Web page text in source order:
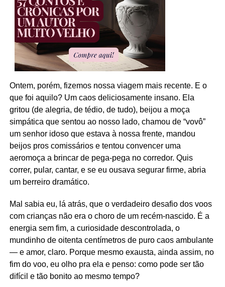
Ontem, porém, fizemos nossa viagem mais recente. E o
que foi aquilo? Um caos deliciosamente insano. Ela
gritou (de alegria, de tédio, de tudo), beijou a moça
simpática que sentou ao nosso lado, chamou de “vovô”
um senhor idoso que estava à nossa frente, mandou
beijos pros comissários e tentou convencer uma
aeromoça a brincar de pega-pega no corredor. Quis
correr, pular, cantar, e se eu ousava segurar firme, abria
um berreiro dramático.
Mal sabia eu, lá atrás, que o verdadeiro desafio dos voos
com crianças não era o choro de um recém-nascido. É a
energia sem fim, a curiosidade descontrolada, o
mundinho de oitenta centímetros de puro caos ambulante
— e amor, claro. Porque mesmo exausta, ainda assim, no
fim do voo, eu olho pra ela e penso: como pode ser tão
difícil e tão bonito ao mesmo tempo?